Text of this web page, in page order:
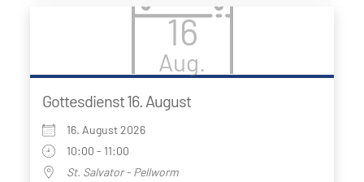
16
Aug.
Gottesdienst 16. August
16. August 2026
10:00 - 11:00
St. Salvator - Pellworm